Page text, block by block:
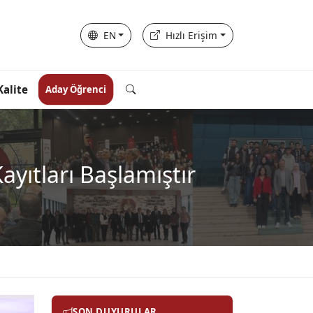
EN Hızlı Erişim
Aday Öğrenci
Başlamıştır